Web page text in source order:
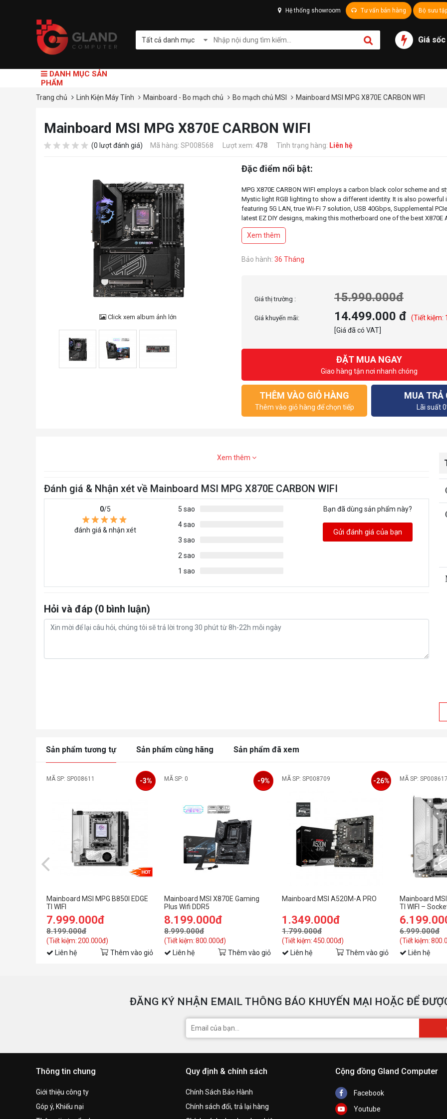
Hệ thống showroom Tư vấn bán hàng Bộ sưu
Tất cả danh mục Giá sốc
DANH MỤC SẢN
PHẨM
Trang chủ Linh Kiện Máy Tính Mainboard - Bo mạch chủ Bo mạch chủ MSI Mainboard MSI MPG X870E CARBON WIFI
Mainboard MSI MPG X870E CARBON WIFI
(0 lượt đánh giá) Mã hàng: SP008568 Lượt xem: 478 Tình trạng hàng: Liên hệ
Click xem album ảnh lớn
Đặc điểm nổi bật:
MPG X870E CARBON WIFI employs a carbon black color scheme and
Mystic light RGB lighting to show a different identity. It is also powerful
featuring 5G LAN, true Wi-Fi 7 solution, USB 40Gbps, Supplemental
latest EZ DIY designs, making this motherboard one of the best X870E
Xem thêm
Bảo hành: 36 Tháng
Giá thị trường : 15.990.000đ
Giá khuyến mãi: 14.499.000 đ
(Tiết kiệm:
[Giá đã có VAT]
ĐẶT MUA NGAY
Giao hàng tận nơi nhanh chóng
THÊM VÀO GIỎ HÀNG
Thêm vào giỏ hàng để chọn tiếp
MUA TRẢ
Lãi suất
Xem thêm
Đánh giá & Nhận xét về Mainboard MSI MPG X870E CARBON WIFI
0/5
đánh giá & nhận xét
5 sao
4 sao
3 sao
2 sao
1 sao
Bạn đã dùng sản phẩm này?
Gửi đánh giá của bạn
Hỏi và đáp (0 bình luận)
Sản phẩm tương tự Sản phẩm cùng hãng Sản phẩm đã xem
MÃ SP: SP008611
Mainboard MSI MPG B850I EDGE
TI WIFI
7.999.000đ
8.199.000đ
(Tiết kiệm: 200.000đ)
-3%
Liên hệ Thêm vào giỏ
MÃ SP: 0
Mainboard MSI X870E Gaming
Plus Wifi DDR5
8.199.000đ
8.999.000đ
(Tiết kiệm: 800.000đ)
-9%
Liên hệ Thêm vào giỏ
MÃ SP: SP008709
Mainboard MSI A520M-A PRO
1.349.000đ
1.799.000đ
(Tiết kiệm: 450.000đ)
-26%
Liên hệ Thêm vào giỏ
MÃ SP: SP008617
Mainboard
TI WIFI –
6.999.000đ
(Tiết kiệm:
Liên hệ
ĐĂNG KÝ NHẬN EMAIL THÔNG BÁO KHUYẾN MẠI HOẶC ĐỂ
Thông tin chung
Giới thiệu công ty
Góp ý, Khiếu nại
Quy định & chính sách
Chính Sách Bảo Hành
Chính sách đổi, trả lại hàng
Cộng đồng Gland Computer
Facebook
Youtube